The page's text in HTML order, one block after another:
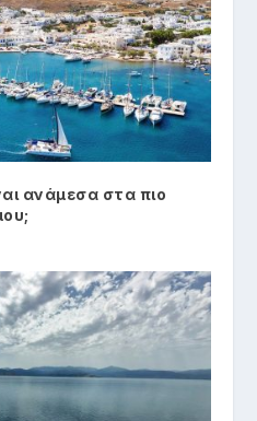
ανάμεσα στα πιο